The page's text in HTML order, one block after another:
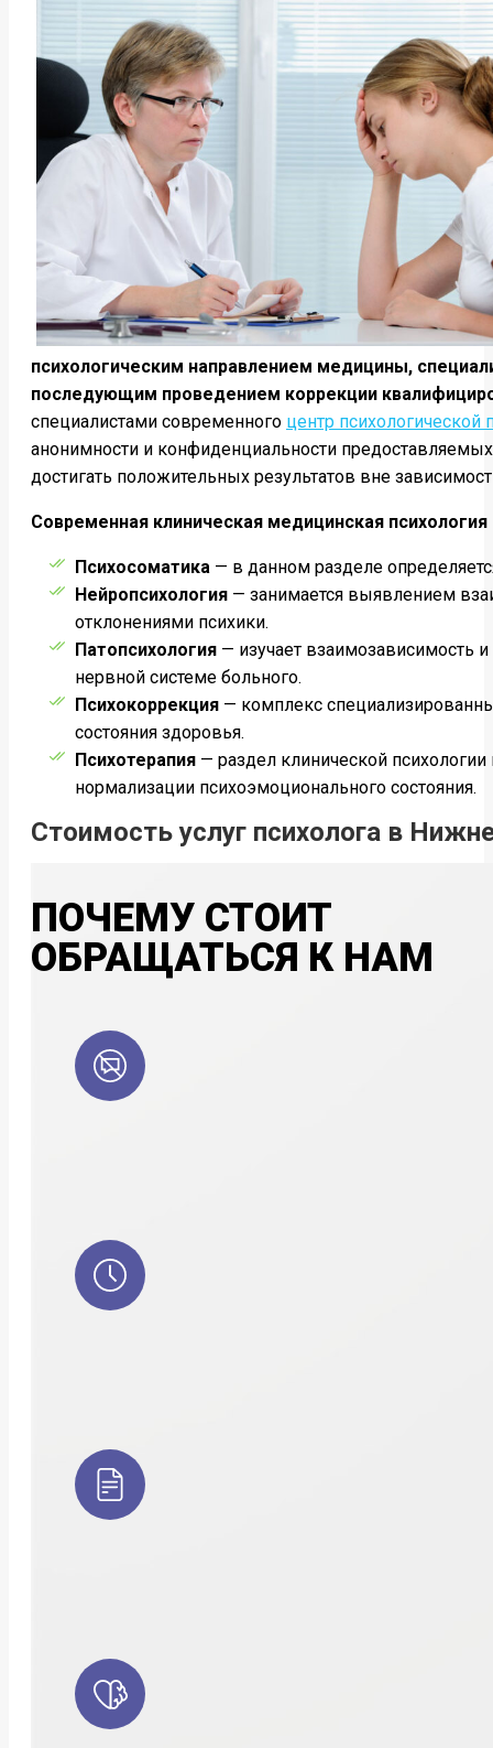
психологическим направлением медицины,
последующим проведением коррекции
специалистами современного центр
анонимности и конфиденциальности
достигать положительных результатов вне
Современная клиническая медицинская
Психосоматика — в данном разделе
Нейропсихология — занимается выявлением
отклонениями психики.
Патопсихология — изучает взаимозависимость
нервной системе больного.
Психокоррекция — комплекс
состояния здоровья.
Психотерапия — раздел клинической
нормализации психоэмоционального состояния.
Стоимость услуг психолога в
ПОЧЕМУ СТОИТ
ОБРАЩАТЬСЯ К НАМ